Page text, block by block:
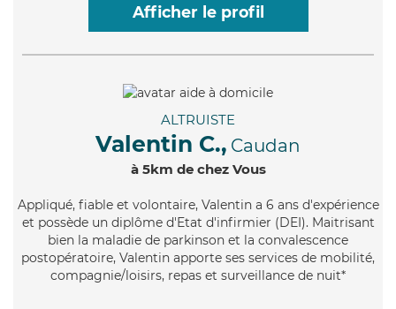
Afficher le profil
ALTRUISTE
Valentin C., Caudan
à 5km de chez Vous
Appliqué, fiable et volontaire, Valentin a 6 ans d'expérience
et possède un diplôme d'Etat d'infirmier (DEI). Maitrisant
bien la maladie de parkinson et la convalescence
postopératoire, Valentin apporte ses services de mobilité,
compagnie/loisirs, repas et surveillance de nuit*